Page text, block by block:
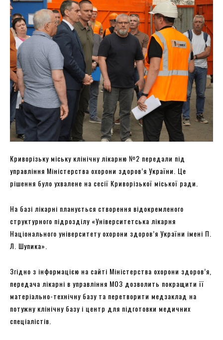
Криворізьку міську клінічну лікарню №2 передали під
управління Міністерства охорони здоров’я України. Це
рішення було ухвалене на сесії Криворізької міської ради.
На базі лікарні планується створення відокремленого
структурного підрозділу «Університетська лікарня
Національного університету охорони здоров’я України імені П.
Л. Шупика».
Згідно з інформацією на сайті Міністерства охорони здоров’я,
передача лікарні в управління МОЗ дозволить покращити її
матеріально-технічну базу та перетворити медзаклад на
потужну клінічну базу і центр для підготовки медичних
спеціалістів.